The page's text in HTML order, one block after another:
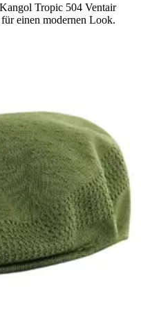
Tropic 504 Ventair
einen modernen Look.